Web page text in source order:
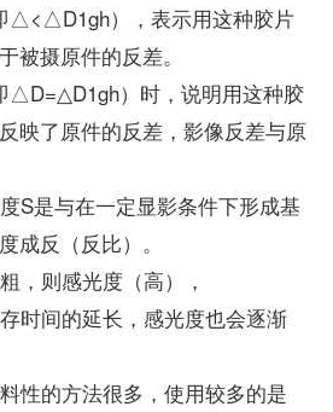
），表示用这种胶片
被摄原件的反差。
）时，说明用这种胶
映了原件的反差，影像反差与原
是与在一定显影条件下形成基
成反（反比）。
则感光度（高），
间的延长，感光度也会逐渐
的方法很多，使用较多的是